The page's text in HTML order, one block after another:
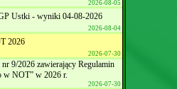
2026-08-05
Ustki - wyniki 04-08-2026
2026-08-04
2026
2026-07-30
9/2026 zawierający Regulamin
w NOT” w 2026 r.
2026-07-30